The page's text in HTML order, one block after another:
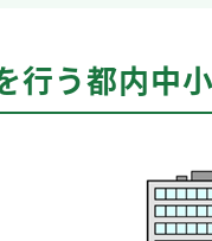
行う都内中